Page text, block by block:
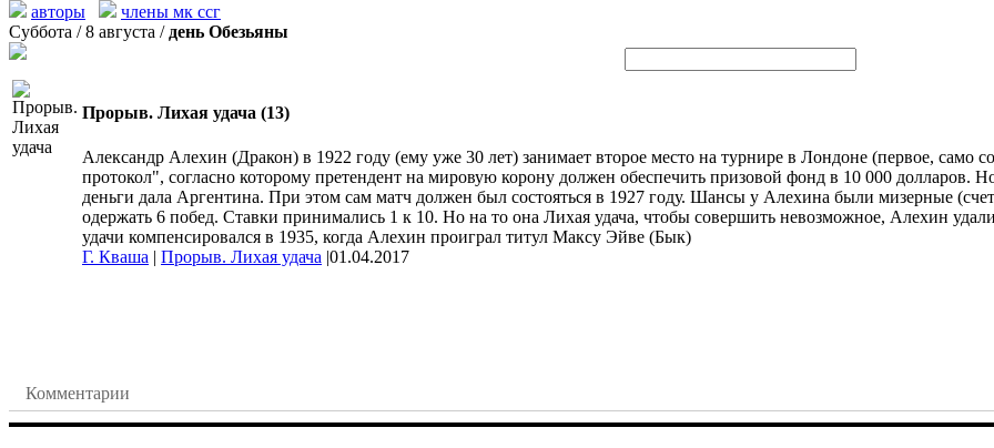
авторы
члены мк ссг
Суббота / 8 августа / день Обезьяны
Прорыв. Лихая удача (13)
Александр Алехин (Дракон) в 1922 году (ему уже 30 лет) занимает второе место на турнире в Лондоне (первое,
протокол", согласно которому претендент на мировую корону должен обеспечить призовой фонд в 10 000 долларов. Но
деньги дала Аргентина. При этом сам матч должен был состояться в 1927 году. Шансы у Алехина были мизерные
одержать 6 побед. Ставки принимались 1 к 10. Но на то она Лихая удача, чтобы совершить невозможное, Алехин
удачи компенсировался в 1935, когда Алехин проиграл титул Максу Эйве (Бык)
Г. Кваша | Прорыв. Лихая удача |01.04.2017
Комментарии